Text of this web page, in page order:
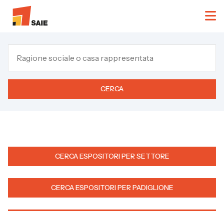
CERCA
CERCA ESPOSITORI PER SETTORE
CERCA ESPOSITORI PER PADIGLIONE